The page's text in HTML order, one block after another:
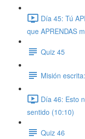
Día 45: Tú
que APRENDAS
Quiz 45
Misión
Día 46: Esto
sentido (10:10)
Quiz 46